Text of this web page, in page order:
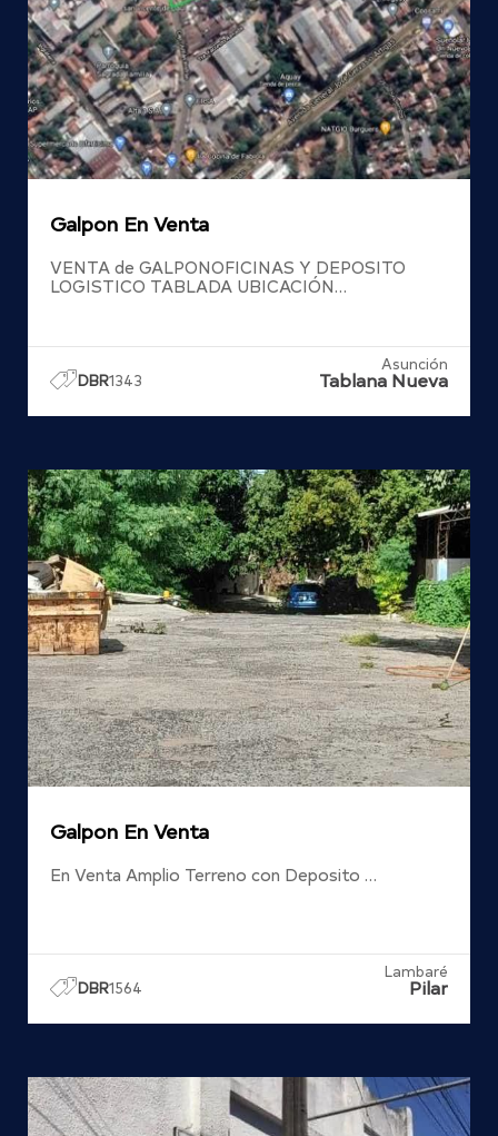
Galpon En Venta
VENTA de GALPONOFICINAS Y DEPOSITO
LOGISTICO TABLADA UBICACIÓN…
DBR1343
Asunción
Tablana Nueva
Galpon En Venta
En Venta Amplio Terreno con Deposito …
DBR1564
Lambaré
Pilar